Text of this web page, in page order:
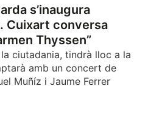
s’inaugura
Cuixart conversa
Thyssen”
ciutadania, tindrà lloc a la
amb un concert de
Muñíz i Jaume Ferrer